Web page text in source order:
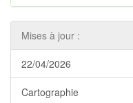
Mises à jour :
22/04/2026
Cartographie